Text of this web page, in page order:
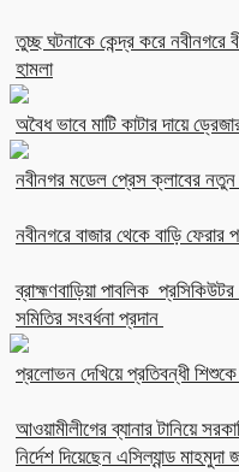
তুচ্ছ ঘটনাকে কেন্দ্র করে নবীনগরে
হামলা
অবৈধ ভাবে মাটি কাটার দায়ে
নবীনগর মডেল প্রেস ক্লাবের
নবীনগরে বাজার থেকে বাড়ি
ব্রাহ্মণবাড়িয়া পাবলিক
সমিতির সংবর্ধনা প্রদান
প্রলোভন দেখিয়ে প্রতিবন্ধী
আওয়ামীলীগের ব্যানার টানিয়ে
নির্দেশ দিয়েছেন এসিল্যান্ড মাহমুদা